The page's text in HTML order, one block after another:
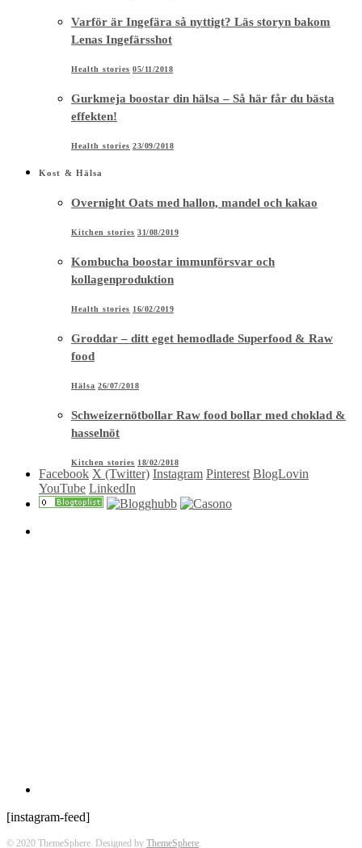
Varför är Ingefära så nyttigt? Läs storyn bakom
Lenas Ingefärsshot
Health stories 05/11/2018
Gurkmeja boostar din hälsa – Så här får du bästa
effekten!
Health stories 23/09/2018
Kost & Hälsa
Overnight Oats med hallon, mandel och kakao
Kitchen stories 31/08/2019
Kombucha boostar immunförsvar och
kollagenproduktion
Health stories 16/02/2019
Groddar – ditt eget hemodlade Superfood & Raw
food
Hälsa 26/07/2018
Schweizernötbollar Raw food bollar med choklad &
hasselnöt
Kitchen stories 18/02/2018
Facebook X (Twitter) Instagram Pinterest BlogLovin
YouTube LinkedIn
[instagram-feed]
© 2020 ThemeSphere. Designed by ThemeSphere